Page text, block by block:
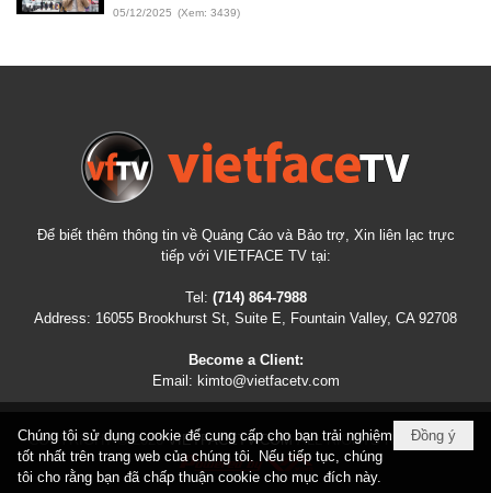
05/12/2025 (Xem: 3439)
Để biết thêm thông tin về Quảng Cáo và Bảo trợ, Xin liên lạc trực
tiếp với VIETFACE TV tại:
Tel: (714) 864-7988
Address: 16055 Brookhurst St, Suite E, Fountain Valley, CA 92708
Become a Client:
Email: kimto@vietfacetv.com
COPYRIGHT © 2026VIETFACETV.COM ALL RIGHTS RESERVED
Đồng ý
Chúng tôi sử dụng cookie để cung cấp cho bạn trải nghiệm
tốt nhất trên trang web của chúng tôi. Nếu tiếp tục, chúng
tôi cho rằng bạn đã chấp thuận cookie cho mục đích này.